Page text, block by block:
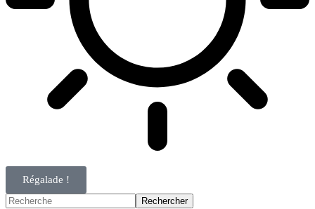
Régalade !